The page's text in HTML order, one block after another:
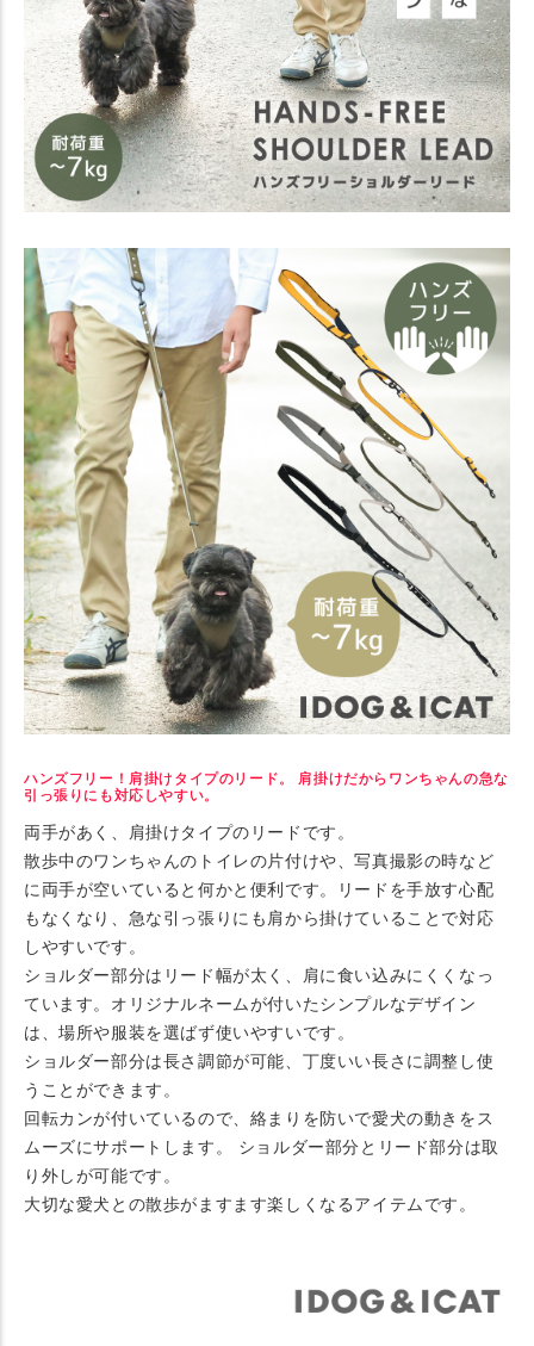
ハンズフリー！肩掛けタイプのリード。 肩掛けだからワンちゃんの急な
引っ張りにも対応しやすい。
両手があく、肩掛けタイプのリードです。
散歩中のワンちゃんのトイレの片付けや、写真撮影の時など
に両手が空いていると何かと便利です。リードを手放す心配
もなくなり、急な引っ張りにも肩から掛けていることで対応
しやすいです。
ショルダー部分はリード幅が太く、肩に食い込みにくくなっ
ています。オリジナルネームが付いたシンプルなデザイン
は、場所や服装を選ばず使いやすいです。
ショルダー部分は長さ調節が可能、丁度いい長さに調整し使
うことができます。
回転カンが付いているので、絡まりを防いで愛犬の動きをス
ムーズにサポートします。 ショルダー部分とリード部分は取
り外しが可能です。
大切な愛犬との散歩がますます楽しくなるアイテムです。